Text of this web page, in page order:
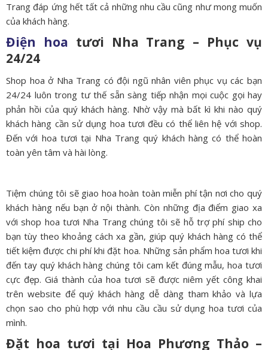
Trang đáp ứng hết tất cả những nhu cầu cũng như mong muốn
của khách hàng.
Điện hoa tươi Nha Trang – Phục vụ
24/24
Shop hoa ở Nha Trang có đội ngũ nhân viên phục vụ các bạn
24/24 luôn trong tư thế sẵn sàng tiếp nhận mọi cuộc gọi hay
phản hồi của quý khách hàng. Nhờ vậy mà bất kì khi nào quý
khách hàng cần sử dụng hoa tươi đều có thể liên hệ với shop.
Đến với hoa tươi tại Nha Trang quý khách hàng có thể hoàn
toàn yên tâm và hài lòng.
Tiệm chúng tôi sẽ giao hoa hoàn toàn miễn phí tận nơi cho quý
khách hàng nếu bạn ở nội thành. Còn những địa điểm giao xa
với shop hoa tươi Nha Trang chúng tôi sẽ hỗ trợ phí ship cho
bạn tùy theo khoảng cách xa gần, giúp quý khách hàng có thể
tiết kiệm được chi phí khi đặt hoa. Những sản phẩm hoa tươi khi
đến tay quý khách hàng chúng tôi cam kết đúng mẫu, hoa tươi
cực đẹp. Giá thành của hoa tươi sẽ được niêm yết công khai
trên website để quý khách hàng dễ dàng tham khảo và lựa
chọn sao cho phù hợp với nhu cầu cầu sử dụng hoa tươi của
mình.
Đặt hoa tươi tại Hoa Phương Thảo –